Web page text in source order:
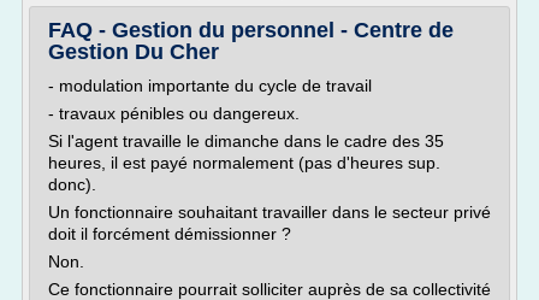
FAQ - Gestion du personnel - Centre de
Gestion Du Cher
- modulation importante du cycle de travail
- travaux pénibles ou dangereux.
Si l'agent travaille le dimanche dans le cadre des 35
heures, il est payé normalement (pas d'heures sup.
donc).
Un fonctionnaire souhaitant travailler dans le secteur privé
doit il forcément démissionner ?
Non.
Ce fonctionnaire pourrait solliciter auprès de sa collectivité